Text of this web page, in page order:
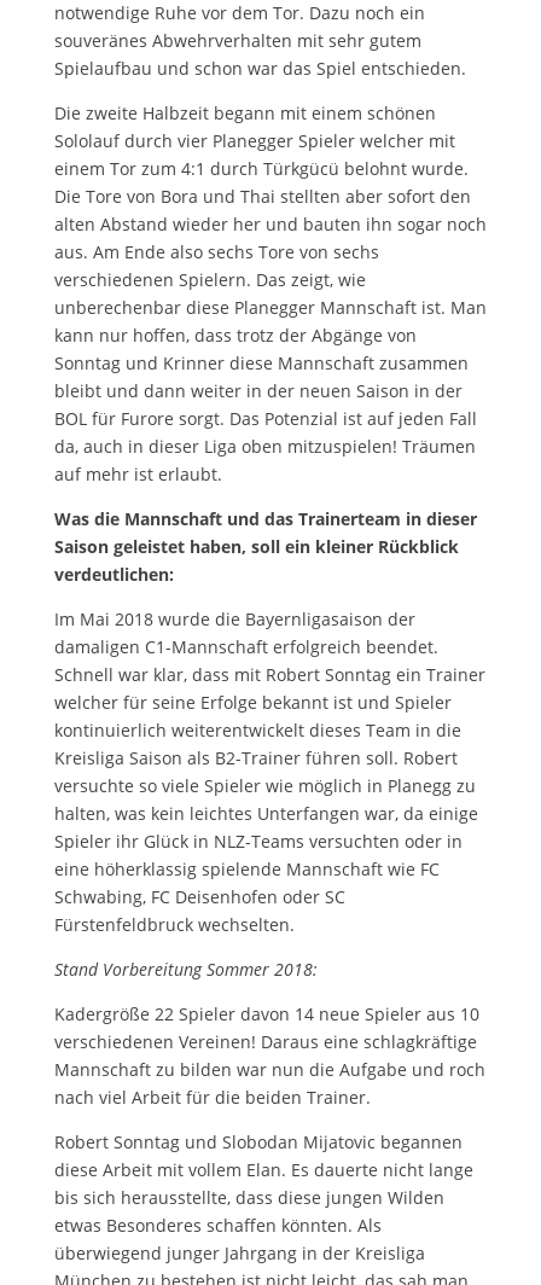
notwendige Ruhe vor dem Tor. Dazu noch ein
souveränes Abwehrverhalten mit sehr gutem
Spielaufbau und schon war das Spiel entschieden.
Die zweite Halbzeit begann mit einem schönen
Sololauf durch vier Planegger Spieler welcher mit
einem Tor zum 4:1 durch Türkgücü belohnt wurde.
Die Tore von Bora und Thai stellten aber sofort den
alten Abstand wieder her und bauten ihn sogar noch
aus. Am Ende also sechs Tore von sechs
verschiedenen Spielern. Das zeigt, wie
unberechenbar diese Planegger Mannschaft ist. Man
kann nur hoffen, dass trotz der Abgänge von
Sonntag und Krinner diese Mannschaft zusammen
bleibt und dann weiter in der neuen Saison in der
BOL für Furore sorgt. Das Potenzial ist auf jeden Fall
da, auch in dieser Liga oben mitzuspielen! Träumen
auf mehr ist erlaubt.
Was die Mannschaft und das Trainerteam in dieser
Saison geleistet haben, soll ein kleiner Rückblick
verdeutlichen:
Im Mai 2018 wurde die Bayernligasaison der
damaligen C1-Mannschaft erfolgreich beendet.
Schnell war klar, dass mit Robert Sonntag ein Trainer
welcher für seine Erfolge bekannt ist und Spieler
kontinuierlich weiterentwickelt dieses Team in die
Kreisliga Saison als B2-Trainer führen soll. Robert
versuchte so viele Spieler wie möglich in Planegg zu
halten, was kein leichtes Unterfangen war, da einige
Spieler ihr Glück in NLZ-Teams versuchten oder in
eine höherklassig spielende Mannschaft wie FC
Schwabing, FC Deisenhofen oder SC
Fürstenfeldbruck wechselten.
Stand Vorbereitung Sommer 2018:
Kadergröße 22 Spieler davon 14 neue Spieler aus 10
verschiedenen Vereinen! Daraus eine schlagkräftige
Mannschaft zu bilden war nun die Aufgabe und roch
nach viel Arbeit für die beiden Trainer.
Robert Sonntag und Slobodan Mijatovic begannen
diese Arbeit mit vollem Elan. Es dauerte nicht lange
bis sich herausstellte, dass diese jungen Wilden
etwas Besonderes schaffen könnten. Als
überwiegend junger Jahrgang in der Kreisliga